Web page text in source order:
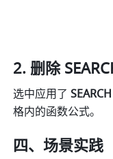
删除
选中应用了 SEARCH
格内的函数公式。
四、场景实践